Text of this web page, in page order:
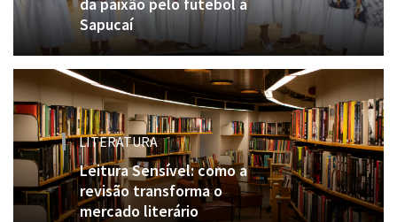
Sapucaí
LITERATURA
Leitura Sensível: como a
revisão transforma o
mercado literário